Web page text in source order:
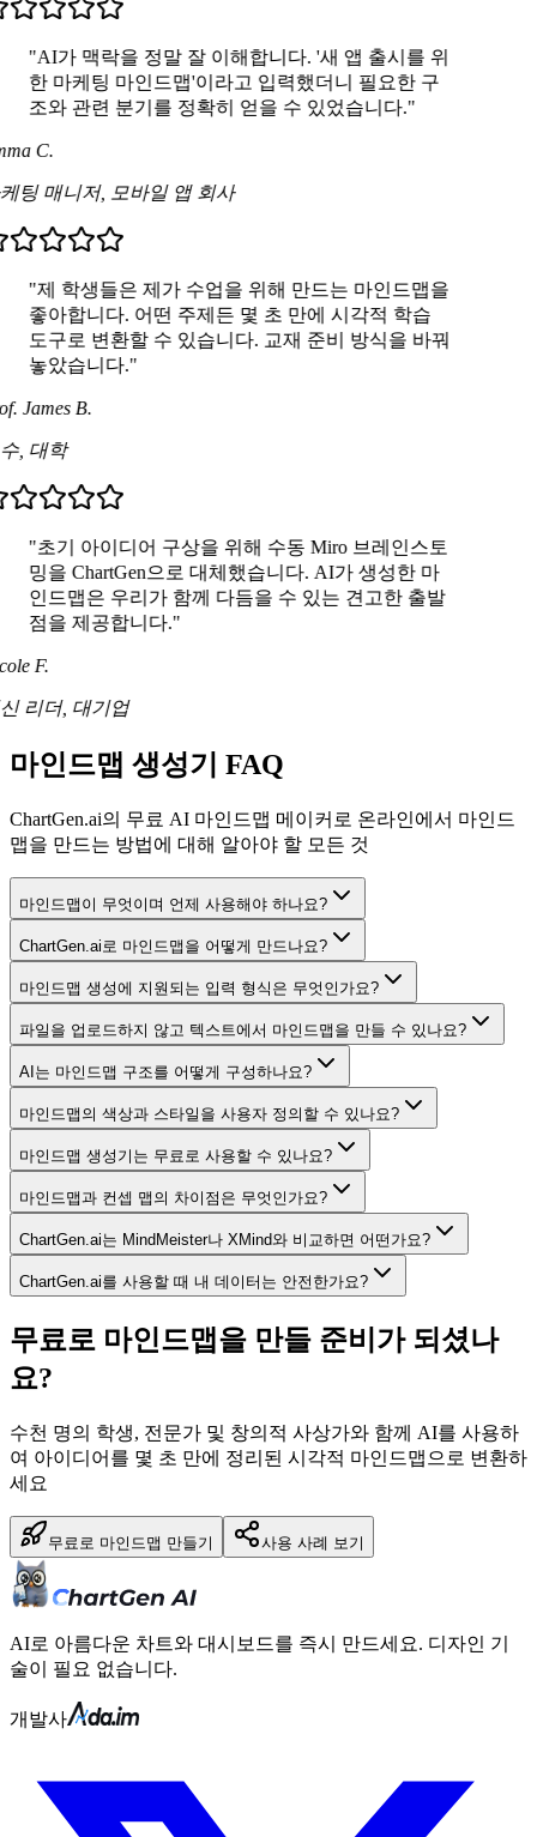
"AI가 맥락을 정말 잘 이해합니다. '새 앱 출시를 위
한 마케팅 마인드맵'이라고 입력했더니 필요한 구
조와 관련 분기를 정확히 얻을 수 있었습니다."
C.
팅 매니저, 모바일 앱 회사
"제 학생들은 제가 수업을 위해 만드는 마인드맵을
좋아합니다. 어떤 주제든 몇 초 만에 시각적 학습
도구로 변환할 수 있습니다. 교재 준비 방식을 바꿔
놓았습니다."
James B.
, 대학
"초기 아이디어 구상을 위해 수동 Miro 브레인스토
밍을 ChartGen으로 대체했습니다. AI가 생성한 마
인드맵은 우리가 함께 다듬을 수 있는 견고한 출발
점을 제공합니다."
F.
리더, 대기업
마인드맵 생성기 FAQ
ChartGen.ai의 무료 AI 마인드맵 메이커로 온라인에서 마인드
맵을 만드는 방법에 대해 알아야 할 모든 것
마인드맵이 무엇이며 언제 사용해야 하나요?
ChartGen.ai로 마인드맵을 어떻게 만드나요?
마인드맵 생성에 지원되는 입력 형식은 무엇인가요?
파일을 업로드하지 않고 텍스트에서 마인드맵을 만들 수 있나요?
AI는 마인드맵 구조를 어떻게 구성하나요?
마인드맵의 색상과 스타일을 사용자 정의할 수 있나요?
마인드맵 생성기는 무료로 사용할 수 있나요?
마인드맵과 컨셉 맵의 차이점은 무엇인가요?
ChartGen.ai는 MindMeister나 XMind와 비교하면 어떤가요?
ChartGen.ai를 사용할 때 내 데이터는 안전한가요?
무료로 마인드맵을 만들 준비가 되셨나
요?
수천 명의 학생, 전문가 및 창의적 사상가와 함께 AI를 사용하
여 아이디어를 몇 초 만에 정리된 시각적 마인드맵으로 변환하
세요
무료로 마인드맵 만들기 사용 사례 보기
AI로 아름다운 차트와 대시보드를 즉시 만드세요. 디자인 기
술이 필요 없습니다.
개발사